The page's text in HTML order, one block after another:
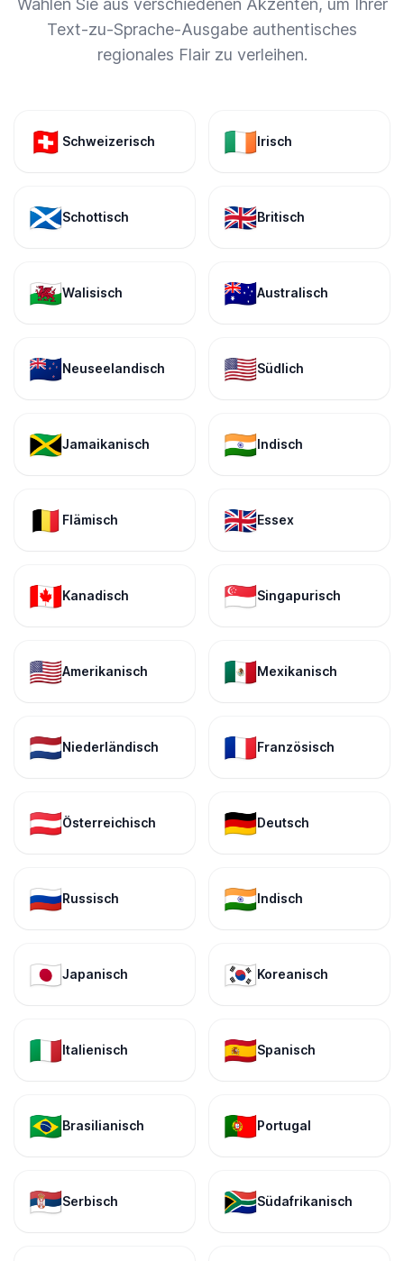
Wählen Sie aus verschiedenen Akzenten, um Ihrer
Text-zu-Sprache-Ausgabe authentisches
regionales Flair zu verleihen.
🇨🇭 Schweizerisch 🇮🇪Irisch
🏴󠁧󠁢󠁳󠁣󠁴󠁿Schottisch 🇬🇧Britisch
🏴󠁧󠁢󠁷󠁬󠁳󠁿Walisisch 🇦🇺Australisch
🇳🇿Neuseelandisch 🇺🇸Südlich
🇯🇲Jamaikanisch 🇮🇳Indisch
🇧🇪 Flämisch 🇬🇧Essex
🇨🇦Kanadisch 🇸🇬Singapurisch
🇺🇸Amerikanisch 🇲🇽Mexikanisch
🇳🇱Niederländisch 🇫🇷Französisch
🇦🇹Österreichisch 🇩🇪Deutsch
🇷🇺Russisch 🇮🇳Indisch
🇯🇵Japanisch 🇰🇷Koreanisch
🇮🇹Italienisch 🇪🇸Spanisch
🇧🇷Brasilianisch 🇵🇹Portugal
🇷🇸Serbisch 🇿🇦Südafrikanisch